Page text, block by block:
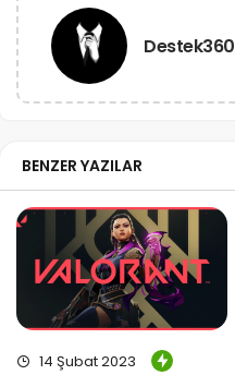
Destek360
BENZER YAZILAR
14 Şubat 2023